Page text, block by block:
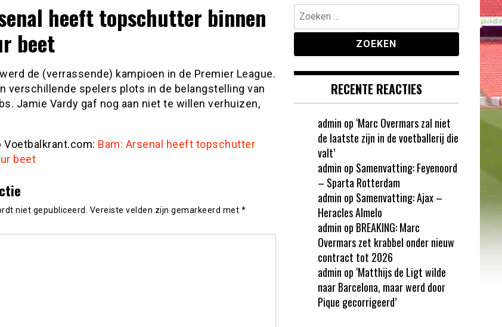
heeft topschutter binnen
beet
de (verrassende) kampioen in de Premier League.
verschillende spelers plots in de belangstelling van
Jamie Vardy gaf nog aan niet te willen verhuizen,
Voetbalkrant.com: Bam: Arsenal heeft topschutter
beet
niet gepubliceerd. Vereiste velden zijn gemarkeerd met *
Zoeken
naar:
RECENTE REACTIES
admin op ‘Marc Overmars zal niet
de laatste zijn in de voetballerij die
valt’
admin op Samenvatting: Feyenoord
– Sparta Rotterdam
admin op Samenvatting: Ajax –
Heracles Almelo
admin op BREAKING: Marc
Overmars zet krabbel onder nieuw
contract tot 2026
admin op ‘Matthijs de Ligt wilde
naar Barcelona, maar werd door
Pique gecorrigeerd’